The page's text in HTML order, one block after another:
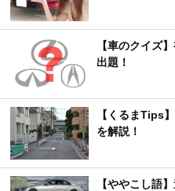
【車のクイズ
出題！
【くるまTips
を解説！
【ややこし語